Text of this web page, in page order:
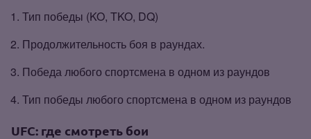
Тип победы (KO, TKO, DQ)
Продолжительность боя в раундах.
Победа любого спортсмена в одном из раундов
Тип победы любого спортсмена в одном из раундов
UFC: где смотреть бои